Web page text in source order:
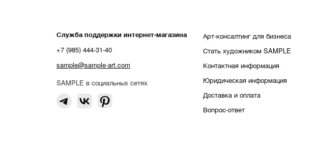
Служба поддержки интернет-магазина
+7 (985) 444-31-40
sample@sample-art.com
SAMPLE в социальных сетях
Арт-консалтинг для бизнеса
Стать художником SAMPLE
Контактная информация
Юридическая информация
Доставка и оплата
Вопрос-ответ